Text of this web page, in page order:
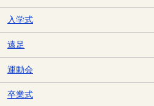
入学式
遠足
運動会
卒業式